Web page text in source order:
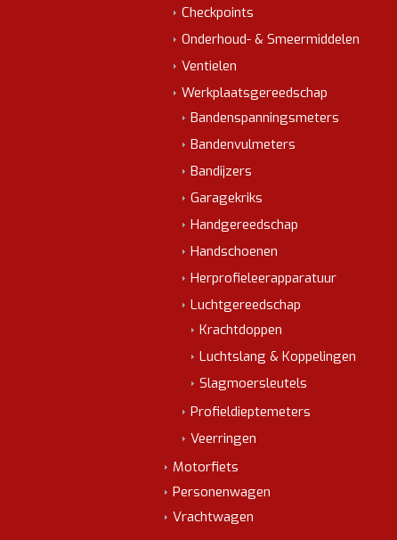
Checkpoints
Onderhoud- & Smeermiddelen
Ventielen
Werkplaatsgereedschap
Bandenspanningsmeters
Bandenvulmeters
Bandijzers
Garagekriks
Handgereedschap
Handschoenen
Herprofieleerapparatuur
Luchtgereedschap
Krachtdoppen
Luchtslang & Koppelingen
Slagmoersleutels
Profieldieptemeters
Veerringen
Motorfiets
Personenwagen
Vrachtwagen